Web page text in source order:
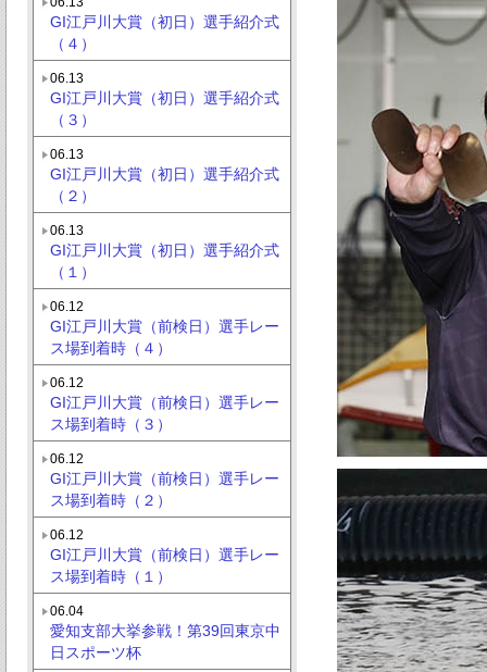
GI江戸川大賞（初日）選手紹介式
（４）
06.13
GI江戸川大賞（初日）選手紹介式
（３）
06.13
GI江戸川大賞（初日）選手紹介式
（２）
06.13
GI江戸川大賞（初日）選手紹介式
（１）
06.12
GI江戸川大賞（前検日）選手レー
ス場到着時（４）
06.12
GI江戸川大賞（前検日）選手レー
ス場到着時（３）
06.12
GI江戸川大賞（前検日）選手レー
ス場到着時（２）
06.12
GI江戸川大賞（前検日）選手レー
ス場到着時（１）
06.04
愛知支部大挙参戦！第39回東京中
日スポーツ杯